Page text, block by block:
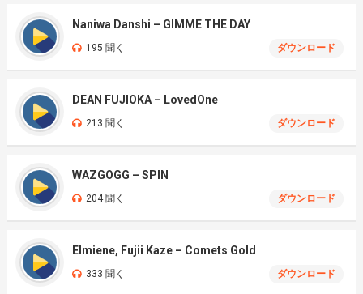
Naniwa Danshi – GIMME THE DAY
195 聞く ダウンロード
DEAN FUJIOKA – LovedOne
213 聞く ダウンロード
WAZGOGG – SPIN
204 聞く ダウンロード
Elmiene, Fujii Kaze – Comets Gold
333 聞く ダウンロード